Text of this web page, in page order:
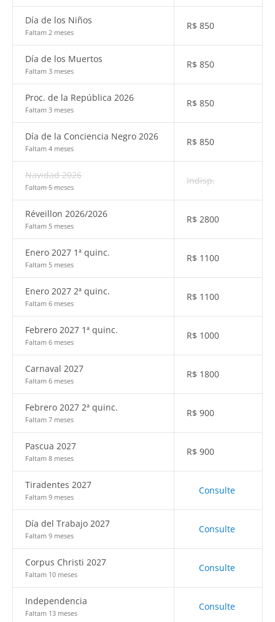
Día de los Niños
Faltam 2 meses
R$ 850
Día de los Muertos
Faltam 3 meses
R$ 850
Proc. de la República 2026
Faltam 3 meses
R$ 850
Día de la Conciencia Negro 2026
Faltam 4 meses
R$ 850
Navidad 2026
Faltam 5 meses
Indisp.
Réveillon 2026/2026
Faltam 5 meses
R$ 2800
Enero 2027 1ª quinc.
Faltam 5 meses
R$ 1100
Enero 2027 2ª quinc.
Faltam 6 meses
R$ 1100
Febrero 2027 1ª quinc.
Faltam 6 meses
R$ 1000
Carnaval 2027
Faltam 6 meses
R$ 1800
Febrero 2027 2ª quinc.
Faltam 7 meses
R$ 900
Pascua 2027
Faltam 8 meses
R$ 900
Tiradentes 2027
Faltam 9 meses
Consulte
Día del Trabajo 2027
Faltam 9 meses
Consulte
Corpus Christi 2027
Faltam 10 meses
Consulte
Independencia
Faltam 13 meses
Consulte